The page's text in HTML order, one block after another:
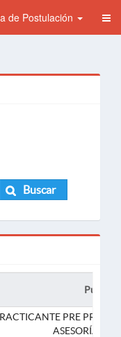
de Postulación
Buscar
Puesto
PRE
ASESORÍA